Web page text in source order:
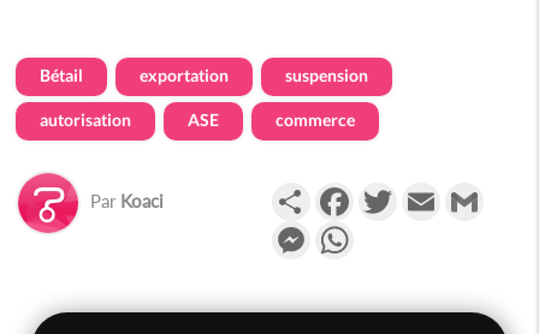
Bétail exportation suspension
autorisation ASE commerce
Par Koaci PartagerFacebookTwitterEmail
Messenger